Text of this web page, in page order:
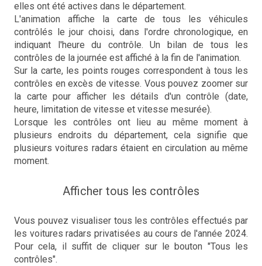
elles ont été actives dans le département.
L'animation affiche la carte de tous les véhicules
contrôlés le jour choisi, dans l'ordre chronologique, en
indiquant l'heure du contrôle. Un bilan de tous les
contrôles de la journée est affiché à la fin de l'animation.
Sur la carte, les points rouges correspondent à tous les
contrôles en excès de vitesse. Vous pouvez zoomer sur
la carte pour afficher les détails d'un contrôle (date,
heure, limitation de vitesse et vitesse mesurée).
Lorsque les contrôles ont lieu au même moment à
plusieurs endroits du département, cela signifie que
plusieurs voitures radars étaient en circulation au même
moment.
Afficher tous les contrôles
Vous pouvez visualiser tous les contrôles effectués par
les voitures radars privatisées au cours de l'année 2024.
Pour cela, il suffit de cliquer sur le bouton "Tous les
contrôles".